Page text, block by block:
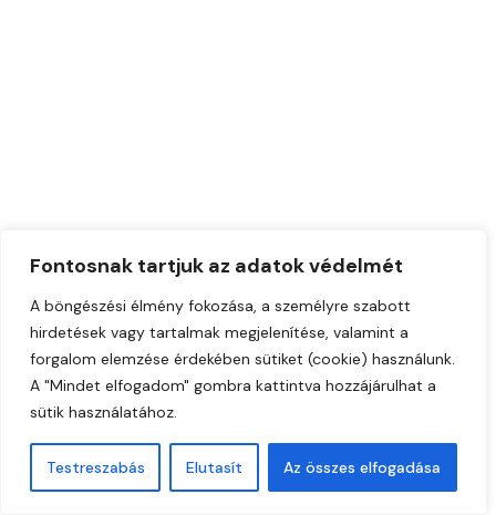
Fontosnak tartjuk az adatok védelmét
A böngészési élmény fokozása, a személyre szabott
hirdetések vagy tartalmak megjelenítése, valamint a
forgalom elemzése érdekében sütiket (cookie) használunk.
A "Mindet elfogadom" gombra kattintva hozzájárulhat a
sütik használatához.
Testreszabás Elutasít Az összes elfogadása